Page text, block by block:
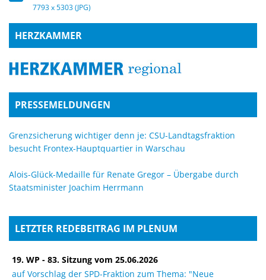
7793 x 5303 (JPG)
HERZKAMMER
PRESSEMELDUNGEN
Grenzsicherung wichtiger denn je: CSU-Landtagsfraktion
besucht Frontex-Hauptquartier in Warschau
Alois-Glück-Medaille für Renate Gregor – Übergabe durch
Staatsminister Joachim Herrmann
LETZTER REDEBEITRAG IM PLENUM
19. WP - 83. Sitzung vom 25.06.2026
auf Vorschlag der SPD-Fraktion zum Thema: "Neue